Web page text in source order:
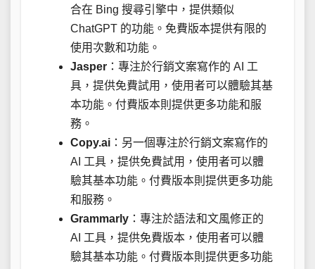
合在 Bing 搜尋引擎中，提供類似
ChatGPT 的功能。免費版本提供有限的
使用次數和功能。
Jasper ：專注於行銷文案寫作的 AI 工
具，提供免費試用，使用者可以體驗其基
本功能。付費版本則提供更多功能和服
務。
Copy.ai ：另一個專注於行銷文案寫作的
AI 工具，提供免費試用，使用者可以體
驗其基本功能。付費版本則提供更多功能
和服務。
Grammarly ：專注於語法和文風修正的
AI 工具，提供免費版本，使用者可以體
驗其基本功能。付費版本則提供更多功能